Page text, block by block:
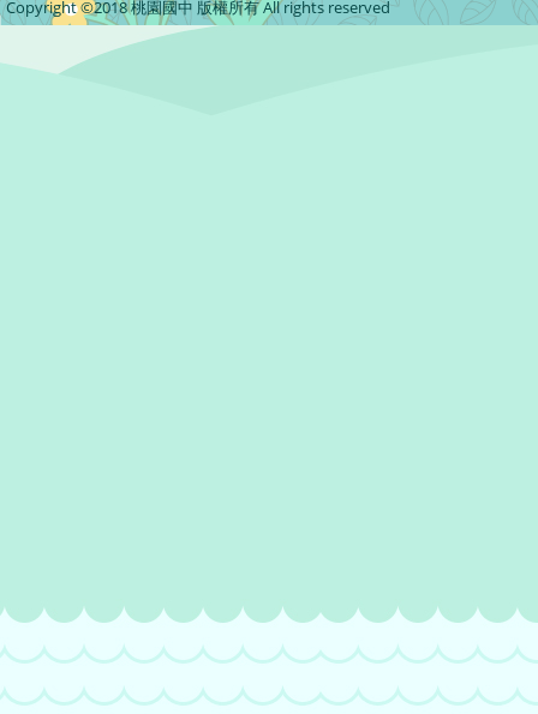
Copyright ©2018 桃園國中 版權所有 All rights reserved